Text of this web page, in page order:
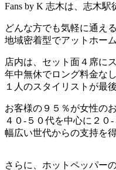
Fans by K 志木は、志木駅
どんな方でも気軽に通え
地域密着型でアットホー
店内は、セット面４席に
年中無休でロング料金な
１人のスタイリストが最
お客様の９５％が女性の
４０-５０代を中心に２０-
幅広い世代からの支持を
さらに、ホットペッパー